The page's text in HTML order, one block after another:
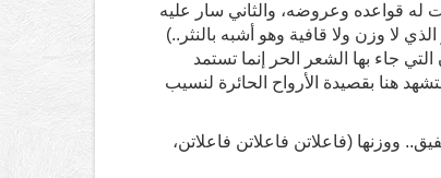
له قواعده وعروضه، والثاني سار عليه
لا وزن ولا قافية وهو أشبه بالنثر..)
جاء بها الشعر الحر إنما تستمد
هنا بقصيدة الأرواح الحائرة لنسيب
ووزنها (فاعلاتن فاعلاتن فاعلاتن،